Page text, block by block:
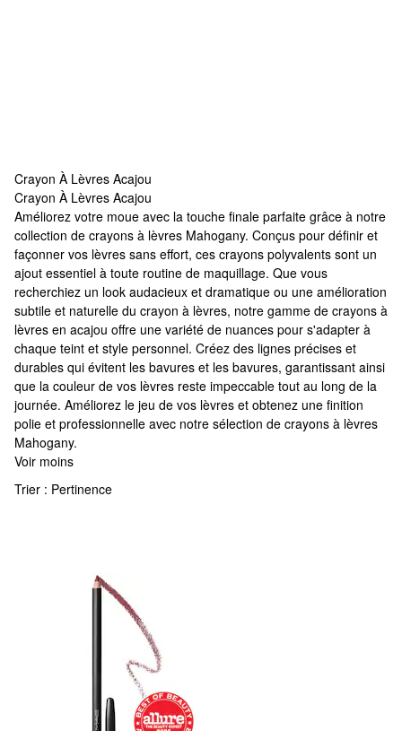
Crayon À Lèvres Acajou
Crayon À Lèvres Acajou
Crayon À Lèvres Acajou
Améliorez votre moue avec la touche finale parfaite grâce à notre
collection de crayons à lèvres Mahogany. Conçus pour définir et
façonner vos lèvres sans effort, ces crayons polyvalents sont un
ajout essentiel à toute routine de maquillage. Que vous
recherchiez un look audacieux et dramatique ou une amélioration
subtile et naturelle du crayon à lèvres, notre gamme de crayons à
lèvres en acajou offre une variété de nuances pour s'adapter à
chaque teint et style personnel. Créez des lignes précises et
durables qui évitent les bavures et les bavures, garantissant ainsi
que la couleur de vos lèvres reste impeccable tout au long de la
journée. Améliorez le jeu de vos lèvres et obtenez une finition
polie et professionnelle avec notre sélection de crayons à lèvres
Mahogany.
Voir moins
Trier : Pertinence